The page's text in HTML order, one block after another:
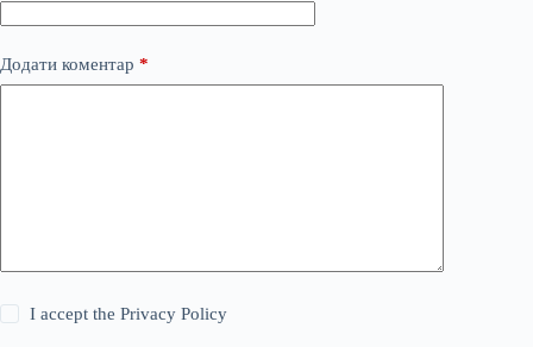
Додати коментар *
I accept thePrivacy Policy